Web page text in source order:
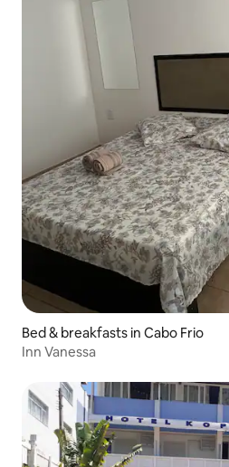
Bed & breakfasts in Cabo Frio
Inn Vanessa